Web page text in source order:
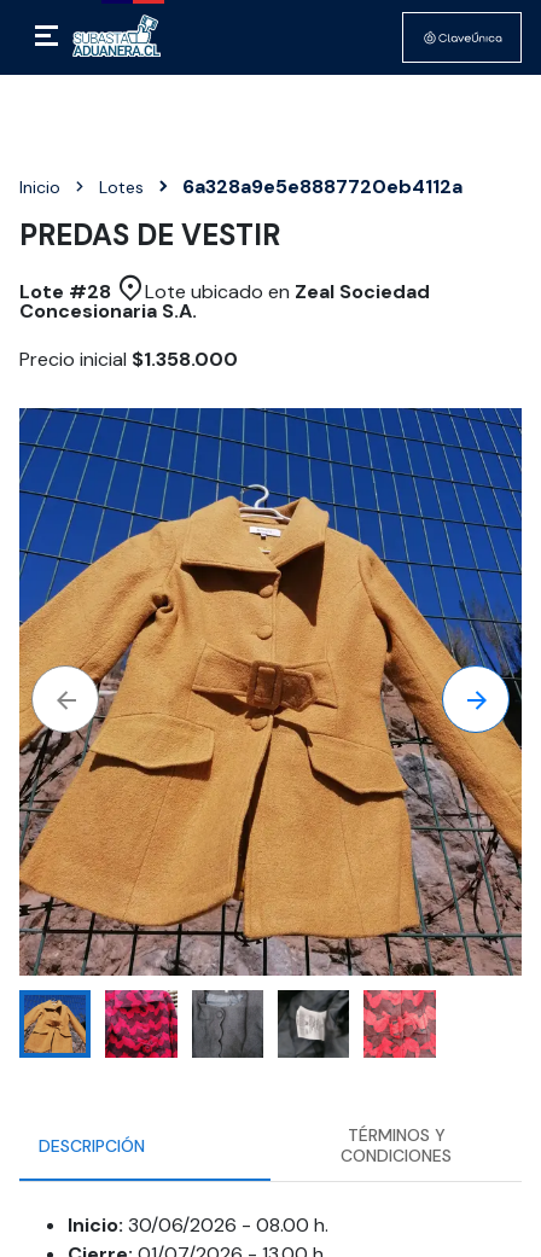
Inicio Lotes 6a328a9e5e8887720eb4112a
PREDAS DE VESTIR
Lote #28 Lote ubicado en Zeal Sociedad
Concesionaria S.A.
Precio inicial $1.358.000
DESCRIPCIÓN
TÉRMINOS Y
CONDICIONES
Inicio: 30/06/2026 - 08.00 h.